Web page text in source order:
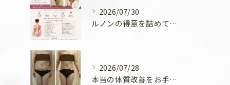
2026/07/30
ルノンの得意を詰めてみました🧡
2026/07/28
本当の体質改善をお手伝い✨